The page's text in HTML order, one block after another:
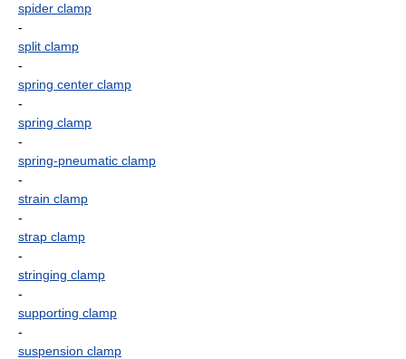
spider clamp
-
split clamp
-
spring center clamp
-
spring clamp
-
spring-pneumatic clamp
-
strain clamp
-
strap clamp
-
stringing clamp
-
supporting clamp
-
suspension clamp